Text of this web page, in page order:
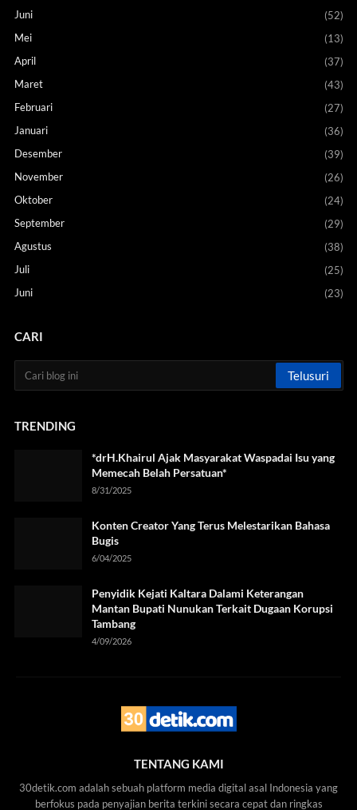
Juni
(52)
Mei
(13)
April
(37)
Maret
(43)
Februari
(27)
Januari
(36)
Desember
(39)
November
(26)
Oktober
(24)
September
(29)
Agustus
(38)
Juli
(25)
Juni
(23)
CARI
TRENDING
*drH.Khairul Ajak Masyarakat Waspadai Isu yang
Memecah Belah Persatuan*
8/31/2025
Konten Creator Yang Terus Melestarikan Bahasa
Bugis
6/04/2025
Penyidik Kejati Kaltara Dalami Keterangan
Mantan Bupati Nunukan Terkait Dugaan Korupsi
Tambang
4/09/2026
TENTANG KAMI
30detik.com adalah sebuah platform media digital asal Indonesia yang
berfokus pada penyajian berita terkini secara cepat dan ringkas